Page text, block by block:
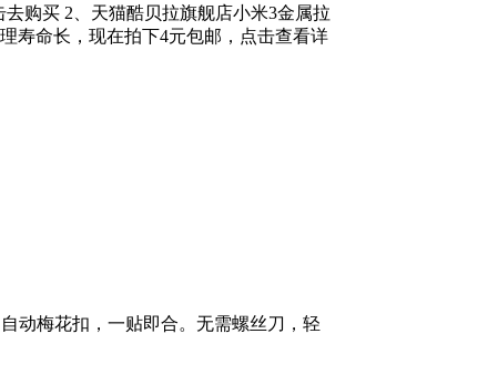
购买 2、天猫酷贝拉旗舰店小米3金属拉
寿命长，现在拍下4元包邮，点击查看详
动梅花扣，一贴即合。无需螺丝刀，轻